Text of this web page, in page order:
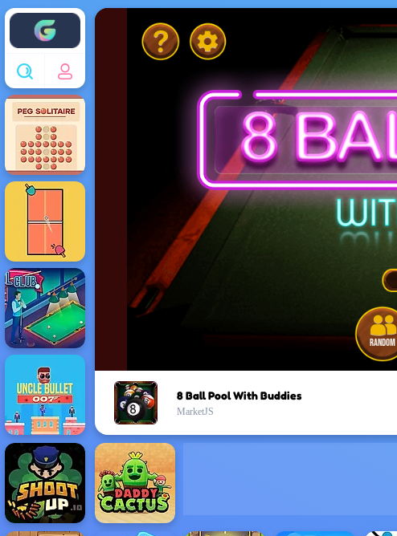
Enjoy4fun
8 Ball Pool With Buddies
MarketJS